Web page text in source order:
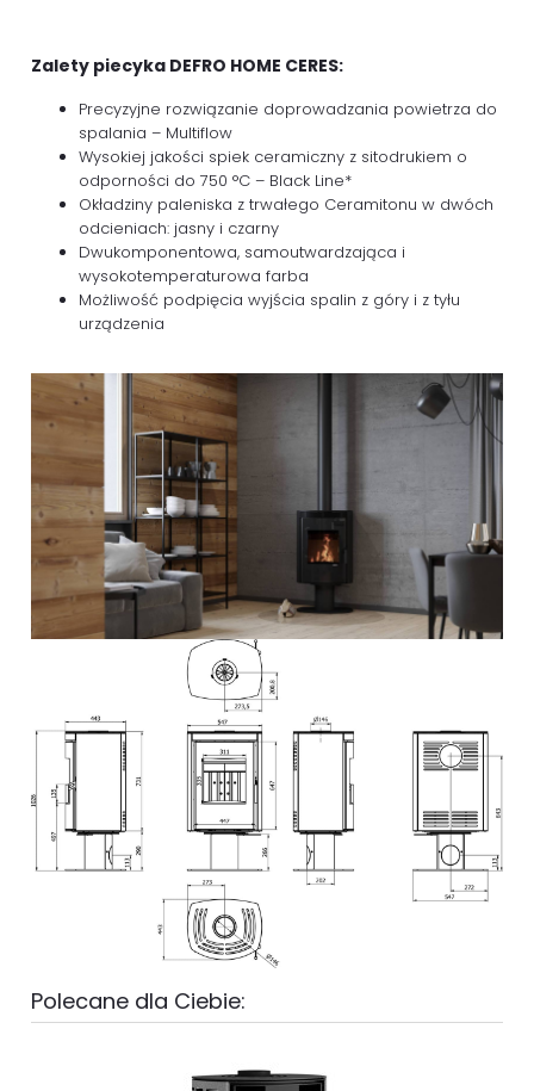
Zalety piecyka DEFRO HOME CERES:
Precyzyjne rozwiązanie doprowadzania powietrza do
spalania – Multiflow
Wysokiej jakości spiek ceramiczny z sitodrukiem o
odporności do 750 °C – Black Line*
Okładziny paleniska z trwałego Ceramitonu w dwóch
odcieniach: jasny i czarny
Dwukomponentowa, samoutwardzająca i
wysokotemperaturowa farba
Możliwość podpięcia wyjścia spalin z góry i z tyłu
urządzenia
Polecane dla Ciebie: